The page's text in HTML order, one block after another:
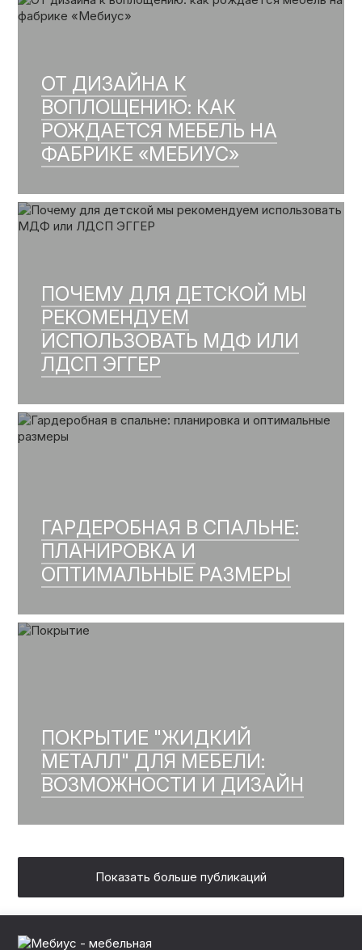
ОТ ДИЗАЙНА К
ВОПЛОЩЕНИЮ: КАК
РОЖДАЕТСЯ МЕБЕЛЬ НА
ФАБРИКЕ «МЕБИУС»
ПОЧЕМУ ДЛЯ ДЕТСКОЙ МЫ
РЕКОМЕНДУЕМ
ИСПОЛЬЗОВАТЬ МДФ ИЛИ
ЛДСП ЭГГЕР
ГАРДЕРОБНАЯ В СПАЛЬНЕ:
ПЛАНИРОВКА И
ОПТИМАЛЬНЫЕ РАЗМЕРЫ
ПОКРЫТИЕ "ЖИДКИЙ
МЕТАЛЛ" ДЛЯ МЕБЕЛИ:
ВОЗМОЖНОСТИ И ДИЗАЙН
Показать больше публикаций